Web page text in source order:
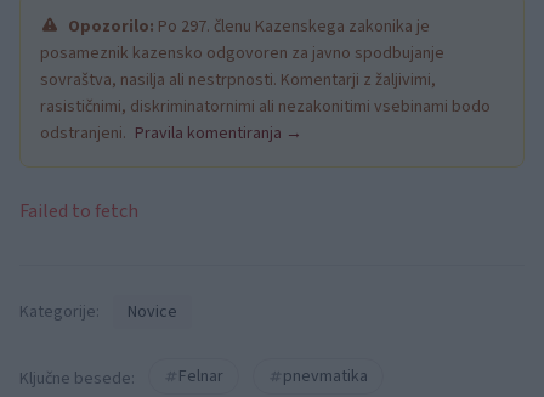
Opozorilo: Po 297. členu Kazenskega zakonika je
posameznik kazensko odgovoren za javno spodbujanje
sovraštva, nasilja ali nestrpnosti. Komentarji z žaljivimi,
rasističnimi, diskriminatornimi ali nezakonitimi vsebinami bodo
odstranjeni. Pravila komentiranja →
Failed to fetch
Kategorije: Novice
Ključne besede: Felnar
pnevmatika